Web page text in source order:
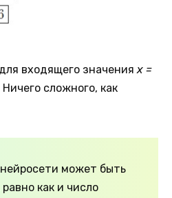
входящего значенияx =
сложного, как
может быть
как и число